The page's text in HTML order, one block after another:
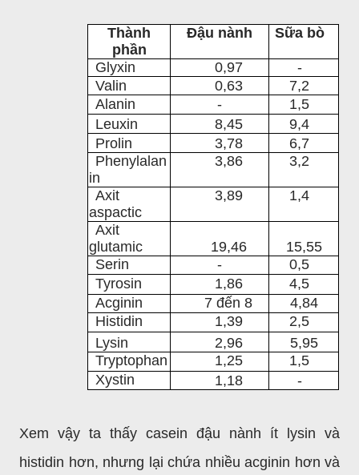
Thành
phần
Đậu nành Sữa bò
Glyxin 0,97
-
Valin
0,63
7,2
Alanin
-
1,5
Leuxin
8,45
9,4
Prolin
3,78
6,7
Phenylalan
in
3,86 3,2
Axit
aspactic
3,89 1,4
Axit
glutamic
19,46
15,55
Serin
-
0,5
Tyrosin 1,86
4,5
Acginin
7 đến 8
4,84
Histidin
1,39
2,5
Lysin 2,96
5,95
Tryptophan
1,25
1,5
Xystin
1,18 -
Xem vậy ta thấy casein đậu nành ít lysin và
histidin hơn, nhưng lại chứa nhiều acginin hơn và